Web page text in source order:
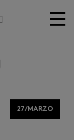
27/MARZO